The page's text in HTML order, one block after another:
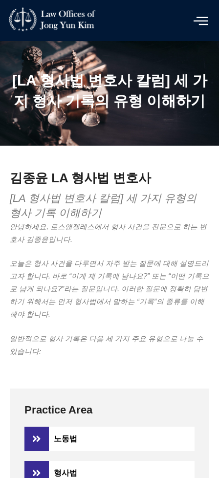
content
[LA 형사법 변호사 칼럼] 세 가
지 형사 기록의 유형 이해하기
김종윤 LA 형사법 변호사
[LA 형사법 변호사 칼럼] 세 가지 유형의
형사 기록 이해하기
안녕하세요, 로스앤젤레스에서 형사 사건을 전문으로 하는 변
호사 김종윤입니다.
오늘은 형사 사건을 다루면서 자주 받는 질문에 대해 설명드리
고자 합니다. 바로 “이게 제 기록에 남나요?” 또는 “어떤 기록으
로 남게 되나요?”라는 질문입니다. 이러한 질문에 정확히 답변
하기 위해서는 먼저 형사법에서 말하는 “기록”의 종류를 이해
해야 합니다.
일반적으로 형사 기록은 다음 세 가지 주요 유형으로 나눌 수
있습니다:
Practice Area
노동법
형사법